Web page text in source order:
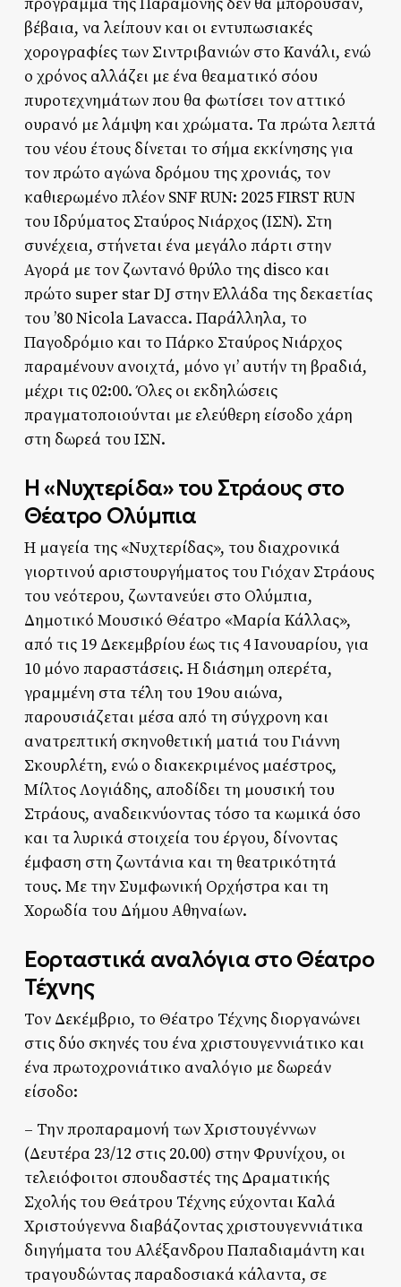
πρόγραμμα της Παραμονής δεν θα μπορούσαν,
βέβαια, να λείπουν και οι εντυπωσιακές
χορογραφίες των Σιντριβανιών στο Κανάλι, ενώ
ο χρόνος αλλάζει με ένα θεαματικό σόου
πυροτεχνημάτων που θα φωτίσει τον αττικό
ουρανό με λάμψη και χρώματα. Τα πρώτα λεπτά
του νέου έτους δίνεται το σήμα εκκίνησης για
τον πρώτο αγώνα δρόμου της χρονιάς, τον
καθιερωμένο πλέον SNF RUN: 2025 FIRST RUN
του Ιδρύματος Σταύρος Νιάρχος (ΙΣΝ). Στη
συνέχεια, στήνεται ένα μεγάλο πάρτι στην
Αγορά με τον ζωντανό θρύλο της disco και
πρώτο super star DJ στην Ελλάδα της δεκαετίας
του ’80 Nicola Lavacca. Παράλληλα, το
Παγοδρόμιο και το Πάρκο Σταύρος Νιάρχος
παραμένουν ανοιχτά, μόνο γι’ αυτήν τη βραδιά,
μέχρι τις 02:00. Όλες οι εκδηλώσεις
πραγματοποιούνται με ελεύθερη είσοδο χάρη
στη δωρεά του ΙΣΝ.
Η «Νυχτερίδα» του Στράους στο
Θέατρο Ολύμπια
Η μαγεία της «Νυχτερίδας», του διαχρονικά
γιορτινού αριστουργήματος του Γιόχαν Στράους
του νεότερου, ζωντανεύει στο Ολύμπια,
Δημοτικό Μουσικό Θέατρο «Μαρία Κάλλας»,
από τις 19 Δεκεμβρίου έως τις 4 Ιανουαρίου, για
10 μόνο παραστάσεις. Η διάσημη οπερέτα,
γραμμένη στα τέλη του 19ου αιώνα,
παρουσιάζεται μέσα από τη σύγχρονη και
ανατρεπτική σκηνοθετική ματιά του Γιάννη
Σκουρλέτη, ενώ ο διακεκριμένος μαέστρος,
Μίλτος Λογιάδης, αποδίδει τη μουσική του
Στράους, αναδεικνύοντας τόσο τα κωμικά όσο
και τα λυρικά στοιχεία του έργου, δίνοντας
έμφαση στη ζωντάνια και τη θεατρικότητά
τους. Με την Συμφωνική Ορχήστρα και τη
Χορωδία του Δήμου Αθηναίων.
Εορταστικά αναλόγια στο Θέατρο
Τέχνης
Τον Δεκέμβριο, το Θέατρο Τέχνης διοργανώνει
στις δύο σκηνές του ένα χριστουγεννιάτικο και
ένα πρωτοχρονιάτικο αναλόγιο με δωρεάν
είσοδο:
– Την προπαραμονή των Χριστουγέννων
(Δευτέρα 23/12 στις 20.00) στην Φρυνίχου, οι
τελειόφοιτοι σπουδαστές της Δραματικής
Σχολής του Θεάτρου Τέχνης εύχονται Καλά
Χριστούγεννα διαβάζοντας χριστουγεννιάτικα
διηγήματα του Αλέξανδρου Παπαδιαμάντη και
τραγουδώντας παραδοσιακά κάλαντα, σε